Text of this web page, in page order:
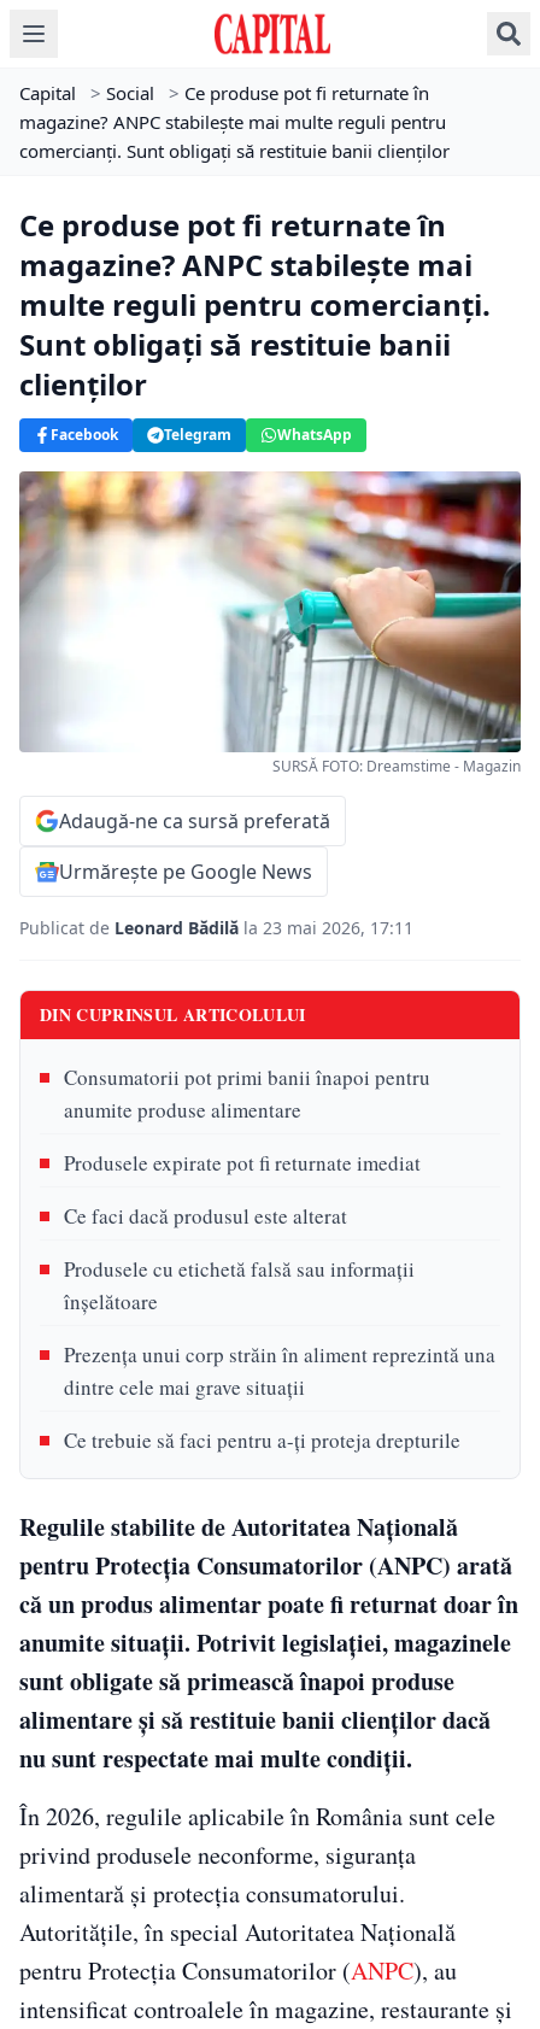
Capital > Social > Ce produse pot fi returnate în
magazine? ANPC stabilește mai multe reguli pentru
comercianți. Sunt obligați să restituie banii clienților
Ce produse pot fi returnate în
magazine? ANPC stabilește mai
multe reguli pentru comercianți.
Sunt obligați să restituie banii
clienților
Facebook Telegram WhatsApp
SURSĂ FOTO: Dreamstime - Magazin
Adaugă-ne ca sursă preferată
Urmărește pe Google News
Publicat de Leonard Bădilă la 23 mai 2026, 17:11
DIN CUPRINSUL ARTICOLULUI
Consumatorii pot primi banii înapoi pentru
anumite produse alimentare
Produsele expirate pot fi returnate imediat
Ce faci dacă produsul este alterat
Produsele cu etichetă falsă sau informații
înșelătoare
Prezența unui corp străin în aliment reprezintă una
dintre cele mai grave situații
Ce trebuie să faci pentru a-ți proteja drepturile
Regulile stabilite de Autoritatea Națională
pentru Protecția Consumatorilor (ANPC) arată
că un produs alimentar poate fi returnat doar în
anumite situații. Potrivit legislației, magazinele
sunt obligate să primească înapoi produse
alimentare și să restituie banii clienților dacă
nu sunt respectate mai multe condiții.
În 2026, regulile aplicabile în România sunt cele
privind produsele neconforme, siguranța
alimentară și protecția consumatorului.
Autoritățile, în special Autoritatea Națională
pentru Protecția Consumatorilor (ANPC), au
intensificat controalele în magazine, restaurante și